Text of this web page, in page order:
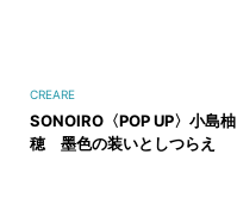
CREARE
SONOIRO〈POP UP〉小島柚
穂 墨色の装いとしつらえ